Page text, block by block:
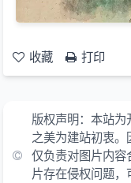
收藏 打印
版权声明：本站
之美为建站初衷。
仅负责对图片内容
片存在侵权问题